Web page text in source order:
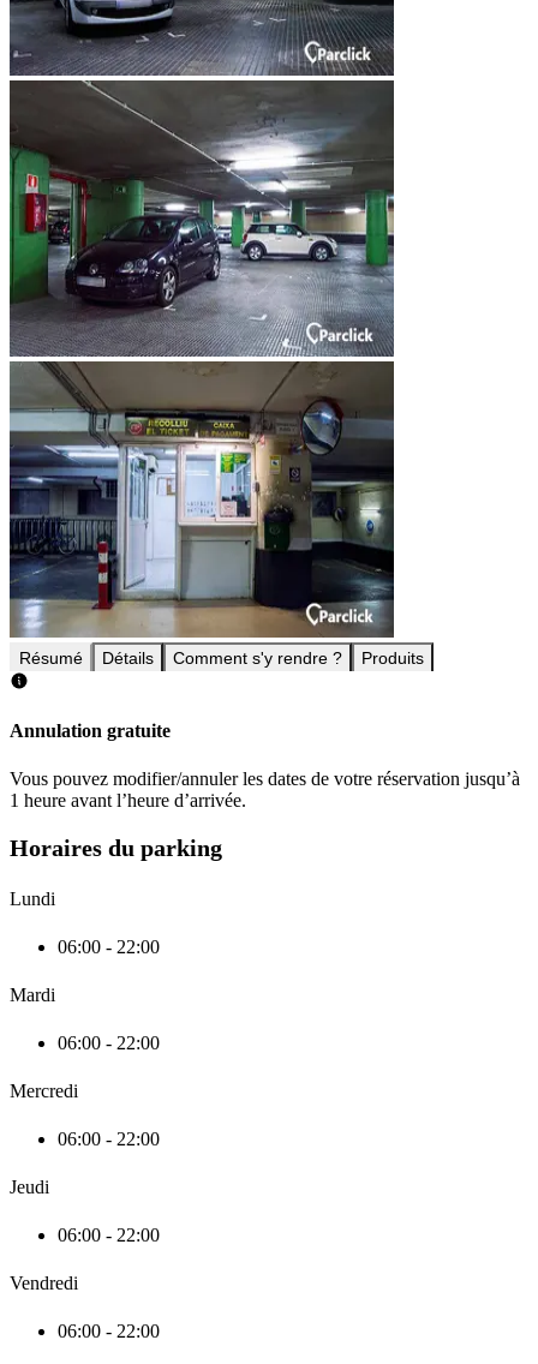
Résumé Détails Comment s'y rendre ? Produits
Annulation gratuite
Vous pouvez modifier/annuler les dates de votre réservation jusqu’à
1 heure avant l’heure d’arrivée.
Horaires du parking
Lundi
06:00 - 22:00
Mardi
06:00 - 22:00
Mercredi
06:00 - 22:00
Jeudi
06:00 - 22:00
Vendredi
06:00 - 22:00